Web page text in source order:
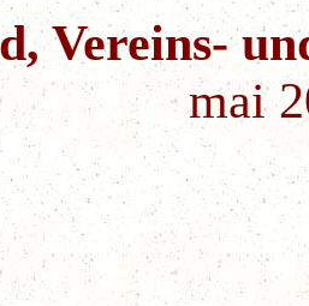
Vereins-
mai